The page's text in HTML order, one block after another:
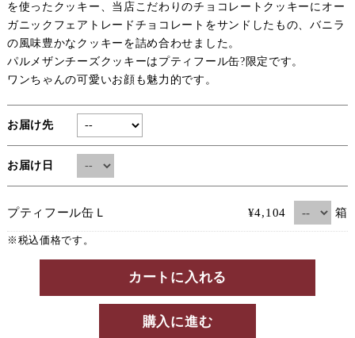
を使ったクッキー、当店こだわりのチョコレートクッキーにオー
ガニックフェアトレードチョコレートをサンドしたもの、バニラ
の風味豊かなクッキーを詰め合わせました。
パルメザンチーズクッキーはプティフール缶?限定です。
ワンちゃんの可愛いお顔も魅力的です。
お届け先
お届け日
プティフール缶Ｌ ¥4,104 箱
※税込価格です。
カートに入れる
購入に進む